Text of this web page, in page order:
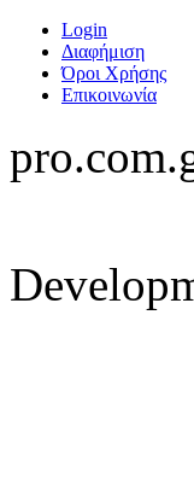
Login
Διαφήμιση
Όροι Χρήσης
Επικοινωνία